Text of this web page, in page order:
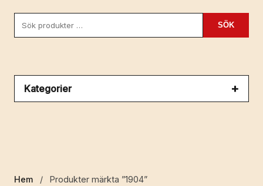
SÖK
Kategorier
Hem / Produkter märkta ”1904”